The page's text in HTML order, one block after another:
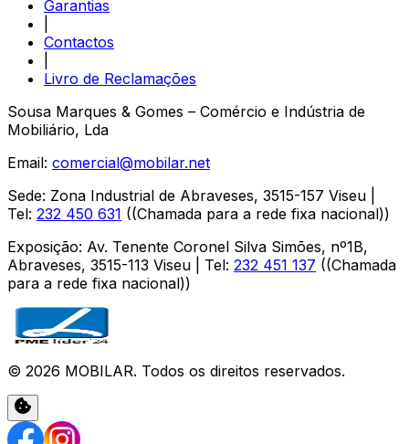
Garantias
Contactos
Livro de Reclamações
Sousa Marques & Gomes – Comércio e Indústria de
Mobiliário, Lda
Email: comercial@mobilar.net
Sede: Zona Industrial de Abraveses, 3515-157 Viseu
Tel: 232 450 631 ((Chamada para a rede fixa nacional))
Exposição: Av. Tenente Coronel Silva Simões, nº1B,
Abraveses, 3515-113 Viseu | Tel: 232 451 137 ((Chamada
para a rede fixa nacional))
© 2026 MOBILAR. Todos os direitos reservados.